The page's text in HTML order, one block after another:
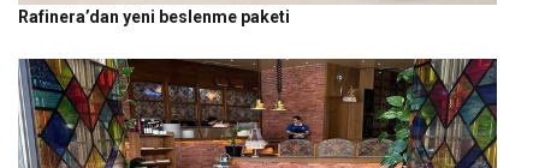
Rafinera’dan yeni beslenme paketi